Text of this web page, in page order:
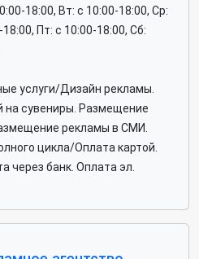
18:00, Вт: c 10:00-18:00, Ср:
Пт: c 10:00-18:00, Сб:
услуги/Дизайн рекламы.
на сувениры. Размещение
рекламы в СМИ.
цикла/Оплата картой.
через банк. Оплата эл.